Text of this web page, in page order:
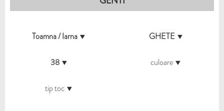
Toamna / Iarna GHETE
38 culoare
tip toc